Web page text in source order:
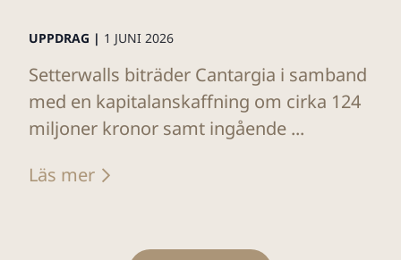
UPPDRAG | 1 JUNI 2026
Setterwalls biträder Cantargia i samband
med en kapitalanskaffning om cirka 124
miljoner kronor samt ingående ...
Läs mer